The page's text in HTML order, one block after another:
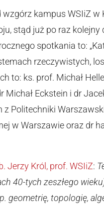
kampus WSIiZ
stąd już po raz
spotkania to:
rzeczywistych,
to: ks. prof. Michał
Michał Eckstein i dr
z Politechniki
w Warszawie oraz dr
Jerzy Król, prof. WSIiZ:
40-tych zeszłego
geometrię, topologię,